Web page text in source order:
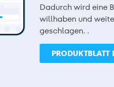
Dadurch wird eine
willhaben und
geschlagen. .